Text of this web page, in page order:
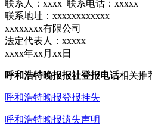
联系人：xxxx 联系电话：xxxxx
联系地址：xxxxxxxxxxxx
xxxxxxxx有限公司
法定代表人：xxxxx
xxxx年xx月xx日
呼和浩特晚报报社登报电话相关推
呼和浩特晚报登报挂失
呼和浩特晚报遗失声明